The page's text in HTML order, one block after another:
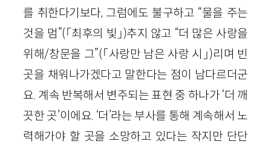
를 취한다기보다, 그럼에도 불구하고 “물을 주는
것을 멈”(「최후의 빛」)추지 않고 “더 많은 사랑을
위해/창문을 그”(「사랑만 남은 사랑 시」)리며 빈
곳을 채워나가겠다고 말한다는 점이 남다르더군
요. 계속 반복해서 변주되는 표현 중 하나가 ‘더 깨
끗한 곳’이에요. ‘더’라는 부사를 통해 계속해서 노
력해가야 할 곳을 소망하고 있다는 작지만 단단